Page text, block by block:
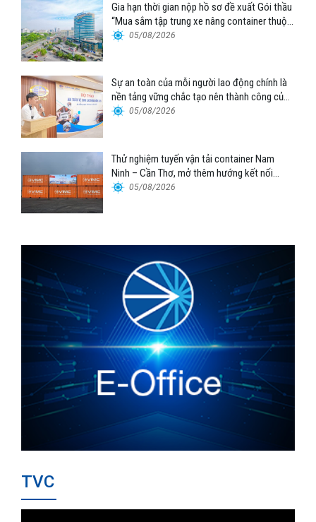
Gia hạn thời gian nộp hồ sơ đề xuất Gói thầu
“Mua sắm tập trung xe nâng container thuộc
Tổng công ty Hàng hải Việt Nam – CTCP”
05/08/2026
Sự an toàn của mỗi người lao động chính là
nền tảng vững chắc tạo nên thành công của
Cảng Đà Nẵng
05/08/2026
Thử nghiệm tuyến vận tải container Nam
Ninh – Cần Thơ, mở thêm hướng kết nối
logistics cho ĐBSCL
05/08/2026
TVC